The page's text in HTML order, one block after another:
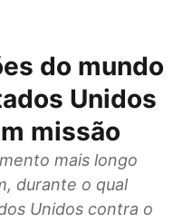
do mundo
Unidos
missão
mais longo
durante o qual
Unidos contra o